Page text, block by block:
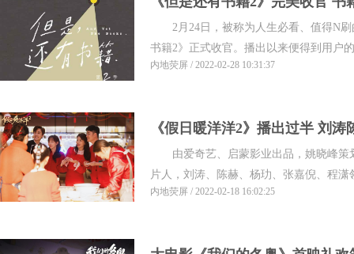
2月24日，被称为人生必看、值得N刷
书籍2》正式收官。播出以来便得到用户
内地荧屏 / 2022-02-28 10:31:37
《假日暖洋洋2》播出过半 刘
引热议
由爱奇艺、启蒙影业出品，姚晓峰策
片人，刘涛、陈赫、杨玏、张嘉倪、程潇
内地荧屏 / 2022-02-18 16:02:25